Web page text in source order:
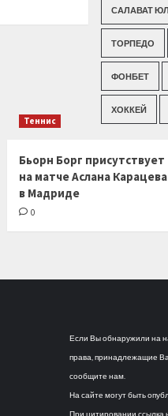
САЛАВАТ
ТОРПЕДО
ФОНБЕТ
ХОККЕЙ
Теннис
Бьорн Борг присутствует
на матче Аслана Карацева
в Мадриде
0
Если Вы обнаружили на
права, принадлежащие
сообщите нам.
На сайте могут быть
При цитировании ссылка